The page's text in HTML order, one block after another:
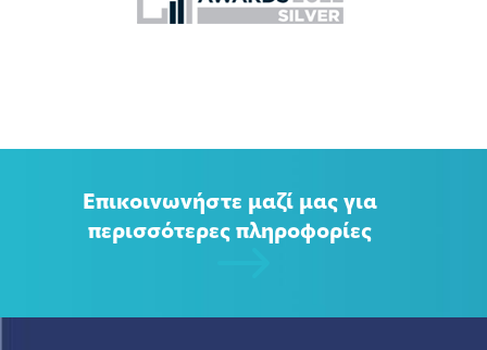
Επικοινωνήστε μαζί μας για
περισσότερες πληροφορίες